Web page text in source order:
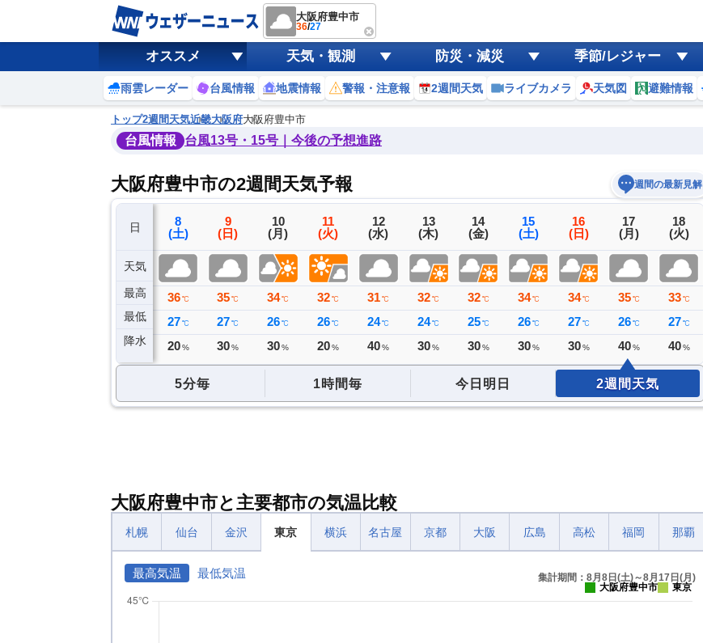
大阪府豊中市
36/27
オススメ 天気・観測 防災・減災 季節/レジャー
雨雲レーダー 台風情報 地震情報 警報・注意報 2週間天気 ライブカメラ 天気図 避難情報
トップ2週間天気近畿大阪府大阪府豊中市
台風情報 台風13号・15号｜今後の予想進路
大阪府豊中市の2週間天気予報 週間の最新見解
日
天気
最高
最低
降水
7
(金)
36℃
28℃
ミリ
8
(土)
36 ℃
27 ℃
20 %
9
(日)
35 ℃
27 ℃
30 %
10
(月)
34℃
26 ℃
30 %
11
(火)
32 ℃
26 ℃
20 %
12
(水)
31℃
24℃
40%
13
(木)
32℃
24℃
30%
14
(金)
32℃
25℃
30%
15
(土)
34℃
26℃
30%
16
(日)
34 ℃
27 ℃
30 %
17
(月)
35 ℃
26 ℃
40 %
18
(火)
33 ℃
27 ℃
40 %
5分毎 1時間毎 今日明日 2週間天気
大阪府豊中市と主要都市の気温比較
札幌 仙台 金沢 東京 横浜 名古屋 京都 大阪 広島 高松 福岡 那覇
最高気温 最低気温
集計期間：8月8日(土)～8月17日(月)
大阪府豊中市
東京